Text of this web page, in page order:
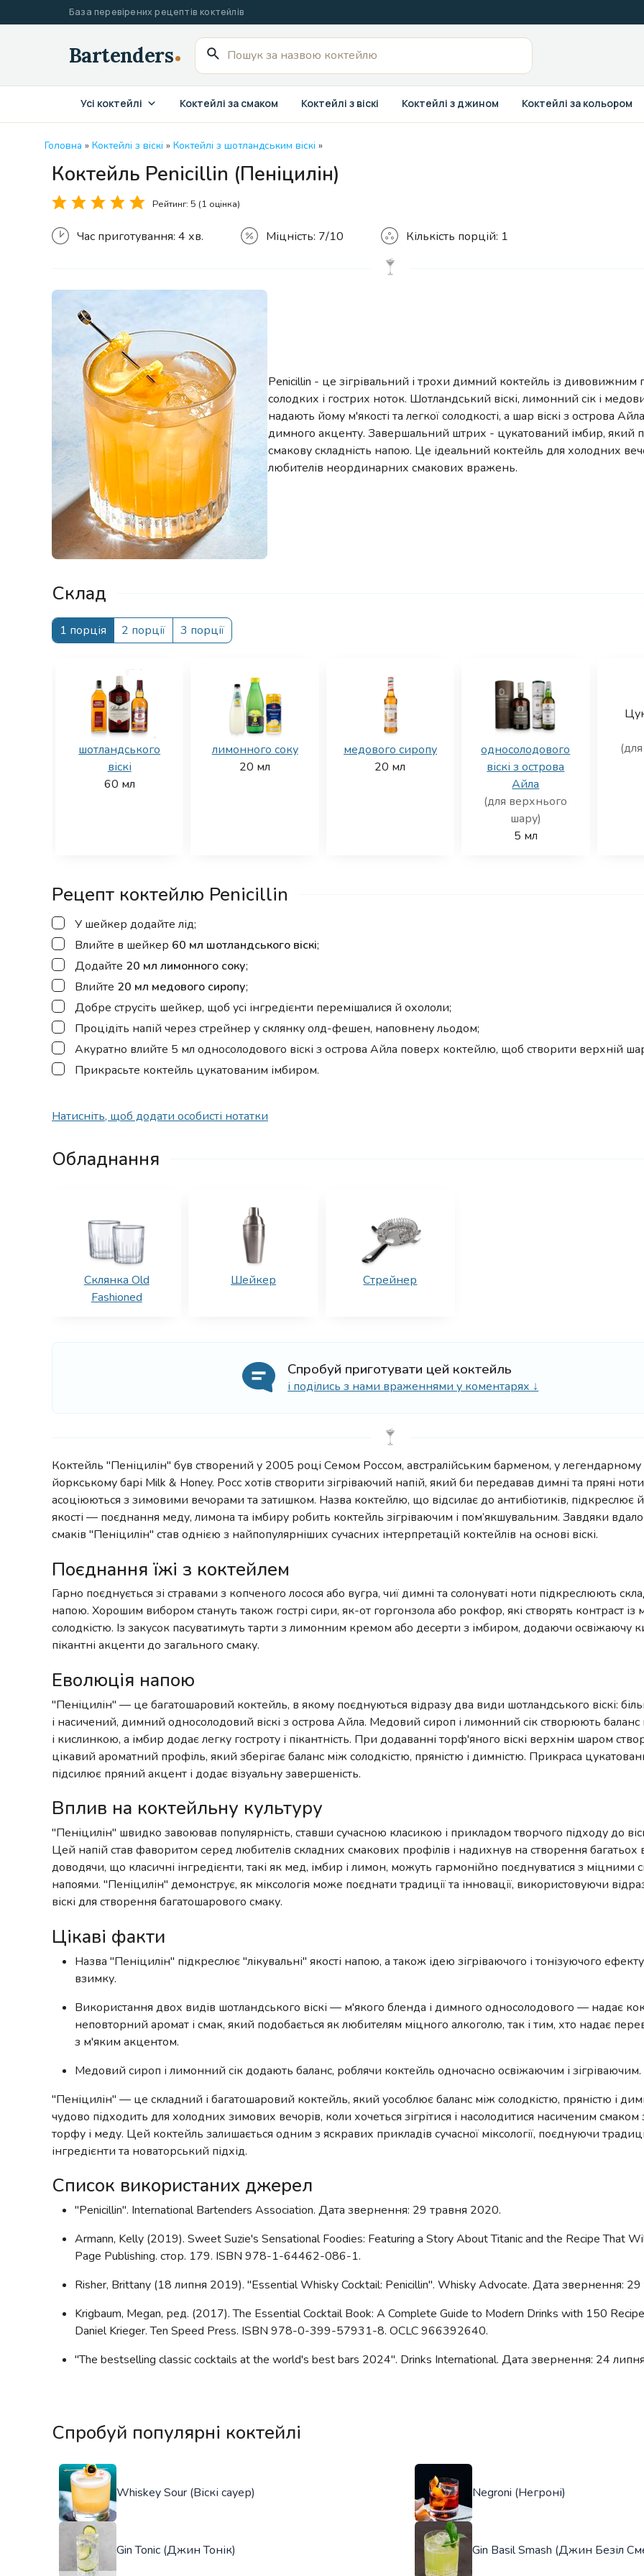
до
База перевірених рецептів коктейлів
Пошук
для:
Усі коктейлі Коктейлі за смаком Коктейлі з віскі Коктейлі з джином Коктейлі за кольором
Головна » Коктейлі з віскі » Коктейлі з шотландським віскі »
Коктейль Penicillin (Пеніцилін)
Рейтинг: 5 (1 оцінка)
Час приготування: 4 хв. Міцність: 7/10 Кількість порцій: 1
Penicillin - це зігрівальний і трохи димний коктейль із
солодких і гострих ноток. Шотландський віскі, лимонний сік і
надають йому м'якості та легкої солодкості, а шар віскі з острова
димного акценту. Завершальний штрих - цукатований імбир, який
смакову складність напою. Це ідеальний коктейль для холодних
любителів неординарних смакових вражень.
Склад
1 порція 2 порції 3 порції
шотландського
віскі
60 мл
лимонного соку
20 мл
медового сиропу
20 мл
односолодового
віскі з острова
Айла
(для верхнього
шару)
5 мл
Рецепт коктейлю Penicillin
▢
У шейкер додайте лід;
▢
Влийте в шейкер 60 мл шотландського віскі;
▢
Додайте 20 мл лимонного соку;
▢
Влийте 20 мл медового сиропу;
▢
Добре струсіть шейкер, щоб усі інгредієнти перемішалися й охололи;
▢
Процідіть напій через стрейнер у склянку олд-фешен, наповнену льодом;
▢
Акуратно влийте 5 мл односолодового віскі з острова Айла поверх коктейлю, щоб створити верхній
▢
Прикрасьте коктейль цукатованим імбиром.
Натисніть, щоб додати особисті нотатки
Обладнання
Склянка Old
Fashioned
Шейкер Стрейнер
Спробуй приготувати цей коктейль
і поділись з нами враженнями у коментарях ↓
Коктейль "Пеніцилін" був створений у 2005 році Семом Россом, австралійським барменом, у
йоркському барі Milk & Honey. Росс хотів створити зігріваючий напій, який би передавав димні та пряні
асоціюються з зимовими вечорами та затишком. Назва коктейлю, що відсилає до антибіотиків, підкреслює
якості — поєднання меду, лимона та імбиру робить коктейль зігріваючим і пом’якшувальним. Завдяки
смаків "Пеніцилін" став однією з найпопулярніших сучасних інтерпретацій коктейлів на основі віскі.
Поєднання їжі з коктейлем
Гарно поєднується зі стравами з копченого лосося або вугра, чиї димні та солонуваті ноти підкреслюють
напою. Хорошим вибором стануть також гострі сири, як-от горгонзола або рокфор, які створять контраст
солодкістю. Із закусок пасуватимуть тарти з лимонним кремом або десерти з імбиром, додаючи освіжаючу
пікантні акценти до загального смаку.
Еволюція напою
"Пеніцилін" — це багатошаровий коктейль, в якому поєднуються відразу два види шотландського віскі:
і насичений, димний односолодовий віскі з острова Айла. Медовий сироп і лимонний сік створюють баланс
і кислинкою, а імбир додає легку гостроту і пікантність. При додаванні торф'яного віскі верхнім шаром
цікавий ароматний профіль, який зберігає баланс між солодкістю, пряністю і димністю. Прикраса
підсилює пряний акцент і додає візуальну завершеність.
Вплив на коктейльну культуру
"Пеніцилін" швидко завоював популярність, ставши сучасною класикою і прикладом творчого підходу до
Цей напій став фаворитом серед любителів складних смакових профілів і надихнув на створення багатьох
доводячи, що класичні інгредієнти, такі як мед, імбир і лимон, можуть гармонійно поєднуватися з міцними
напоями. "Пеніцилін" демонструє, як міксологія може поєднати традиції та інновації, використовуючи
віскі для створення багатошарового смаку.
Цікаві факти
Назва "Пеніцилін" підкреслює "лікувальні" якості напою, а також ідею зігріваючого і тонізуючого
взимку.
Використання двох видів шотландського віскі — м'якого бленда і димного односолодового — надає
неповторний аромат і смак, який подобається як любителям міцного алкоголю, так і тим, хто надає
з м'яким акцентом.
Медовий сироп і лимонний сік додають баланс, роблячи коктейль одночасно освіжаючим і зігріваючим.
"Пеніцилін" — це складний і багатошаровий коктейль, який уособлює баланс між солодкістю, пряністю і
чудово підходить для холодних зимових вечорів, коли хочеться зігрітися і насолодитися насиченим
торфу і меду. Цей коктейль залишається одним з яскравих прикладів сучасної міксології, поєднуючи
інгредієнти та новаторський підхід.
Список використаних джерел
"Penicillin". International Bartenders Association. Дата звернення: 29 травня 2020.
Armann, Kelly (2019). Sweet Suzie's Sensational Foodies: Featuring a Story About Titanic and the Recipe That
Page Publishing. стор. 179. ISBN 978-1-64462-086-1.
Risher, Brittany (18 липня 2019). "Essential Whisky Cocktail: Penicillin". Whisky Advocate. Дата звернення:
Krigbaum, Megan, ред. (2017). The Essential Cocktail Book: A Complete Guide to Modern Drinks with 150
Daniel Krieger. Ten Speed Press. ISBN 978-0-399-57931-8. OCLC 966392640.
"The bestselling classic cocktails at the world's best bars 2024". Drinks International. Дата звернення: 24
Спробуй популярні коктейлі
Whiskey Sour (Віскі сауер) Negroni (Негроні)
Gin Tonic (Джин Тонік) Gin Basil Smash (Джин Безіл